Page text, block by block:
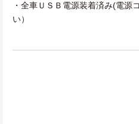
・全車ＵＳＢ電源装着済み(電源
い）